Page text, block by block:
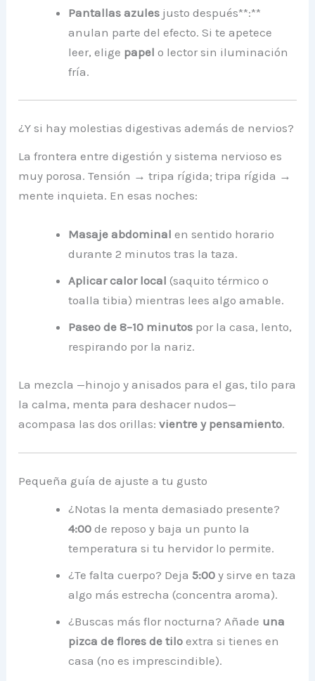
Pantallas azules justo después**:**
anulan parte del efecto. Si te apetece
leer, elige papel o lector sin iluminación
fría.
¿Y si hay molestias digestivas además de nervios?
La frontera entre digestión y sistema nervioso es
muy porosa. Tensión → tripa rígida; tripa rígida →
mente inquieta. En esas noches:
Masaje abdominal en sentido horario
durante 2 minutos tras la taza.
Aplicar calor local (saquito térmico o
toalla tibia) mientras lees algo amable.
Paseo de 8–10 minutos por la casa, lento,
respirando por la nariz.
La mezcla —hinojo y anisados para el gas, tilo para
la calma, menta para deshacer nudos—
acompasa las dos orillas:vientre y pensamiento.
Pequeña guía de ajuste a tu gusto
¿Notas la menta demasiado presente?
4:00 de reposo y baja un punto la
temperatura si tu hervidor lo permite.
¿Te falta cuerpo? Deja5:00 y sirve en taza
algo más estrecha (concentra aroma).
¿Buscas más flor nocturna? Añade una
pizca de flores de tilo extra si tienes en
casa (no es imprescindible).